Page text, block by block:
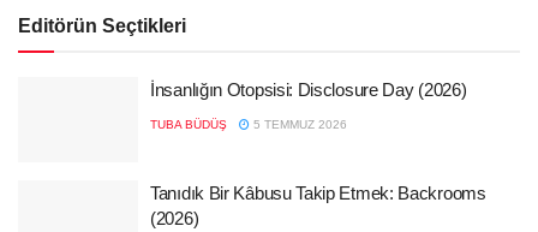
Editörün Seçtikleri
İnsanlığın Otopsisi: Disclosure Day (2026)
TUBA BÜDÜŞ 5 TEMMUZ 2026
Tanıdık Bir Kâbusu Takip Etmek: Backrooms
(2026)